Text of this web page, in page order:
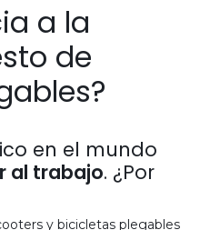
a la
de
en el mundo
al trabajo. ¿Por
y bicicletas plegables